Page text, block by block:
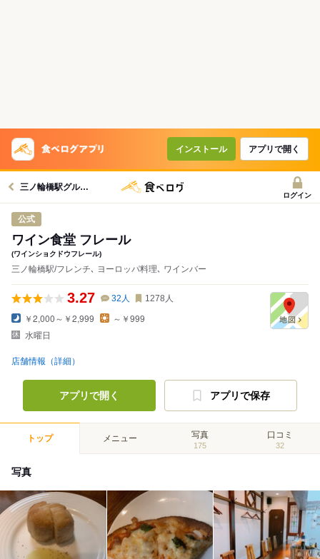
インストール アプリで開く
三ノ輪橋駅グルメへ
ログイン
公式
ワイン食堂 フレール
(ワインショクドウフレール)
三ノ輪橋駅/フレンチ､ ヨーロッパ料理､ ワインバー
3.27 32 人 1278 人
￥2,000～￥2,999
～￥999
水曜日
店舗情報（詳細）
アプリで開く アプリで保存
トップ メニュー 写真
175
口コミ
32
写真